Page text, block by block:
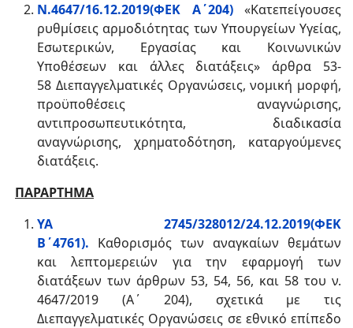
Ν.4647/16.12.2019(ΦΕΚ Α΄204)
«Κατεπείγουσες
ρυθμίσεις αρμοδιότητας των Υπουργείων Υγείας,
Εσωτερικών, Εργασίας και Κοινωνικών
Υποθέσεων και άλλες διατάξεις» άρθρα 53-
58 Διεπαγγελματικές Οργανώσεις, νομική μορφή,
προϋποθέσεις αναγνώρισης,
αντιπροσωπευτικότητα, διαδικασία
αναγνώρισης, χρηματοδότηση, καταργούμενες
διατάξεις.
ΠΑΡΑΡΤΗΜΑ
ΥΑ 2745/328012/24.12.2019(ΦΕΚ
Β΄4761). Καθορισμός των αναγκαίων θεμάτων
και λεπτομερειών για την εφαρμογή των
διατάξεων των άρθρων 53, 54, 56, και 58 του ν.
4647/2019 (A΄ 204), σχετικά με τις
Διεπαγγελματικές Οργανώσεις σε εθνικό επίπεδο